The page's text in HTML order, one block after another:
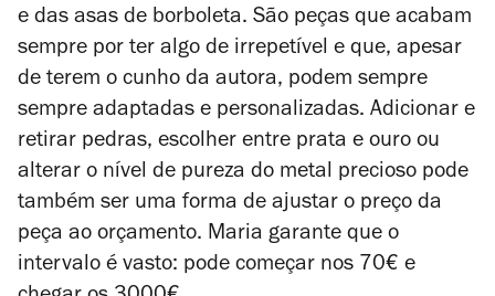
e das asas de borboleta. São peças que acabam
sempre por ter algo de irrepetível e que, apesar
de terem o cunho da autora, podem sempre
sempre adaptadas e personalizadas. Adicionar e
retirar pedras, escolher entre prata e ouro ou
alterar o nível de pureza do metal precioso pode
também ser uma forma de ajustar o preço da
peça ao orçamento. Maria garante que o
intervalo é vasto: pode começar nos 70€ e